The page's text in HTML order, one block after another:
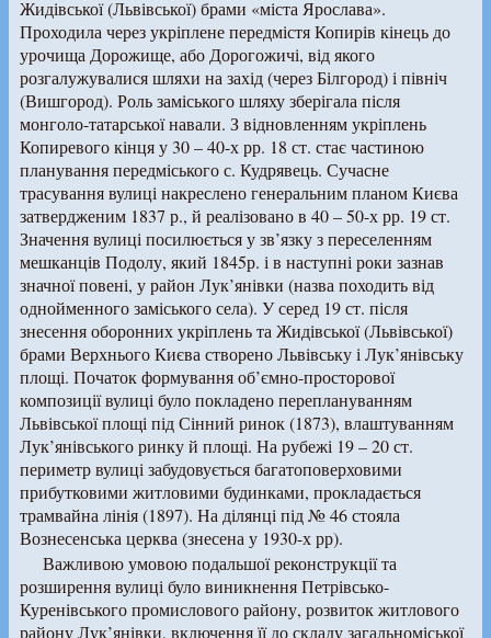
Жидівської (Львівської) брами «міста Ярослава».
Проходила через укріплене передмістя Копирів кінець до
урочища Дорожище, або Дорогожичі, від якого
розгалужувалися шляхи на захід (через Білгород) і північ
(Вишгород). Роль заміського шляху зберігала після
монголо-татарської навали. З відновленням укріплень
Копиревого кінця у 30 – 40-х рр. 18 ст. стає частиною
планування передміського с. Кудрявець. Сучасне
трасування вулиці накреслено генеральним планом Києва
затвердженим 1837 р., й реалізовано в 40 – 50-х рр. 19 ст.
Значення вулиці посилюється у зв’язку з переселенням
мешканців Подолу, який 1845р. і в наступні роки зазнав
значної повені, у район Лук’янівки (назва походить від
однойменного заміського села). У серед 19 ст. після
знесення оборонних укріплень та Жидівської (Львівської)
брами Верхнього Києва створено Львівську і Лук’янівську
площі. Початок формування об’ємно-просторової
композиції вулиці було покладено переплануванням
Львівської площі під Сінний ринок (1873), влаштуванням
Лук’янівського ринку й площі. На рубежі 19 – 20 ст.
периметр вулиці забудовується багатоповерховими
прибутковими житловими будинками, прокладається
трамвайна лінія (1897). На ділянці під № 46 стояла
Вознесенська церква (знесена у 1930-х рр).
Важливою умовою подальшої реконструкції та
розширення вулиці було виникнення Петрівсько-
Куренівського промислового району, розвиток житлового
району Лук’янівки, включення її до складу загальноміської